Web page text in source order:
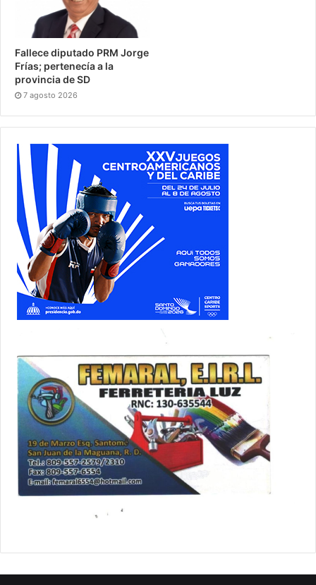
Fallece diputado PRM Jorge
Frías; pertenecía a la
provincia de SD
7 agosto 2026